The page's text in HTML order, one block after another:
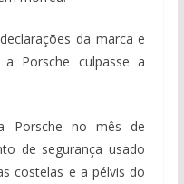
da marca e
Porsche culpasse a
Porsche no mês de
de segurança usado
costelas e a pélvis do